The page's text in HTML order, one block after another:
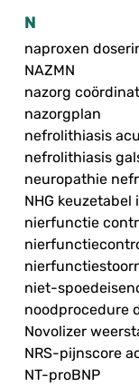
N
naproxen
NAZMN
nazorg
nazorgplan
nefrolithiasis
nefrolithiasis
neuropathie
NHG keuzetabel
nierfunctie
niet-
noodprocedure
Novolizer
NRS-pijnscore
NT-proBNP